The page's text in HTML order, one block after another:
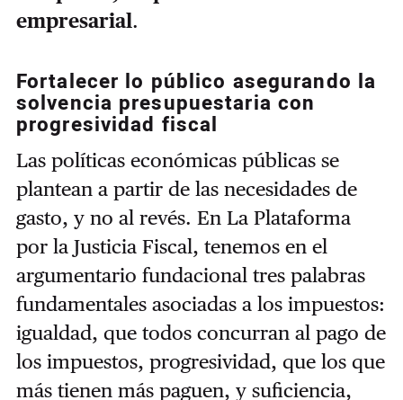
empresarial.
Fortalecer lo público asegurando la
solvencia presupuestaria con
progresividad fiscal
Las políticas económicas públicas se
plantean a partir de las necesidades de
gasto, y no al revés. En La Plataforma
por la Justicia Fiscal, tenemos en el
argumentario fundacional tres palabras
fundamentales asociadas a los impuestos:
igualdad, que todos concurran al pago de
los impuestos, progresividad, que los que
más tienen más paguen, y suficiencia,